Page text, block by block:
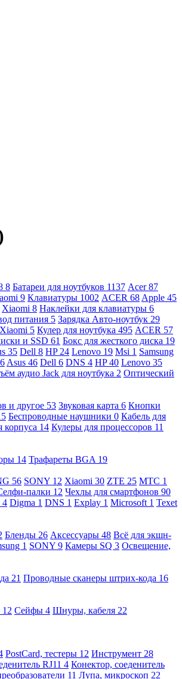
8 Батареи для ноутбуков 1137 Acer87
9 Клавиатуры 1002 ACER 68 Apple 45
Xiaomi 8 Наклейки для клавиатуры 6
питания 5 Зарядка Авто-ноутбук 29
Xiaomi 5 Кулер для ноутбука 495 ACER 57
и SSD 61 Бокс для жесткого диска 19
35 Dell 8 HP 24 Lenovo 19 Msi 1 Samsung
Asus 46 Dell 6 DNS 4 HP40 Lenovo 35
аудио Jack для ноутбука 2 Оптический
и другое 53 Звуковая карта 6 Кнопки
Беспроводные наушники 0 Кабель для
корпуса 14 Кулеры для процессоров 11
14 Трафареты BGA 19
56 SONY 12 Xiaomi 30 ZTE 25 МТС 1
палки 12 Чехлы для смартфонов 90
4 Digma 1 DNS 1 Explay 1 Microsoft 1 Texet
Бленды 26 Аксессуары 48 Всё для экшн-
1 SONY 9 Камеры SQ 3 Освещение,
21 Проводные сканеры штрих-кода 16
12 Сейфы 4 Шнуры, кабеля 22
PostCard, тестеры 12 Инструмент 28
RJ11 4 Конектор, соеденитель
11 Лупа, микроскоп 22